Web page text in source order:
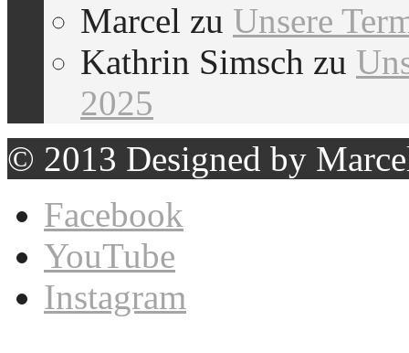
Marcel zu Unsere
Kathrin Simsch zu
2025
© 2013 Designed by
Facebook
YouTube
Instagram